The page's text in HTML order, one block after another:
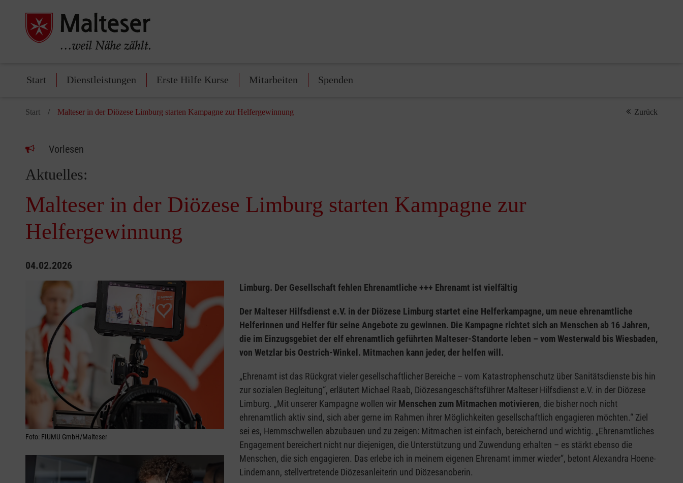
Start Dienstleistungen Erste Hilfe Kurse Mitarbeiten Spenden
Start Malteser in der Diözese Limburg starten Kampagne zur Helfergewinnung Zurück
Vorlesen
Aktuelles:
Malteser in der Diözese Limburg starten Kampagne zur
Helfergewinnung
04.02.2026
Foto: FIUMU GmbH/Malteser
Limburg. ​​​​​​​Der Gesellschaft fehlen Ehrenamtliche +++ Ehrenamt ist vielfältig
Der Malteser Hilfsdienst e.V. in der Diözese Limburg startet eine Helferkampagne, um neue ehrenamtliche
Helferinnen und Helfer für seine Angebote zu gewinnen. Die Kampagne richtet sich an Menschen ab 16 Jahren,
die im Einzugsgebiet der elf ehrenamtlich geführten Malteser-Standorte leben – vom Westerwald bis Wiesbaden,
von Wetzlar bis Oestrich-Winkel. Mitmachen kann jeder, der helfen will.
„Ehrenamt ist das Rückgrat vieler gesellschaftlicher Bereiche – vom Katastrophenschutz über Sanitätsdienste bis hin
zur sozialen Begleitung“, erläutert Michael Raab, Diözesangeschäftsführer Malteser Hilfsdienst e.V. in der Diözese
Limburg. „Mit unserer Kampagne wollen wir Menschen zum Mitmachen motivieren, die bisher noch nicht
ehrenamtlich aktiv sind, sich aber gerne im Rahmen ihrer Möglichkeiten gesellschaftlich engagieren möchten.“ Ziel
sei es, Hemmschwellen abzubauen und zu zeigen: Mitmachen ist einfach, bereichernd und wichtig. „Ehrenamtliches
Engagement bereichert nicht nur diejenigen, die Unterstützung und Zuwendung erhalten – es stärkt ebenso die
Menschen, die sich engagieren. Das erlebe ich in meinem eigenen Ehrenamt immer wieder“, betont Alexandra Hoene-
Lindemann, stellvertretende Diözesanleiterin und Diözesanoberin.